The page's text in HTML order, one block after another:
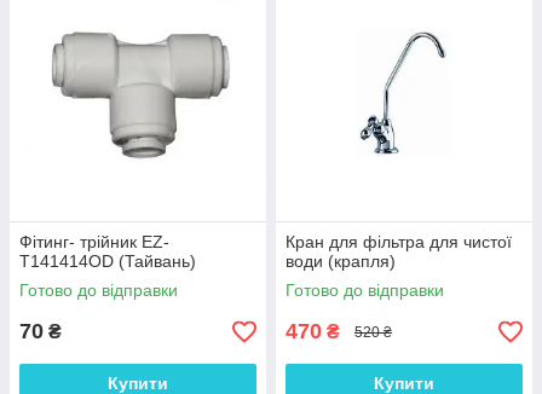
Фітинг- трійник EZ-
T141414OD (Тайвань)
Готово до відправки
70 ₴
Купити
Кран для фільтра для чистої
води (крапля)
Готово до відправки
470 ₴ 520 ₴
Купити